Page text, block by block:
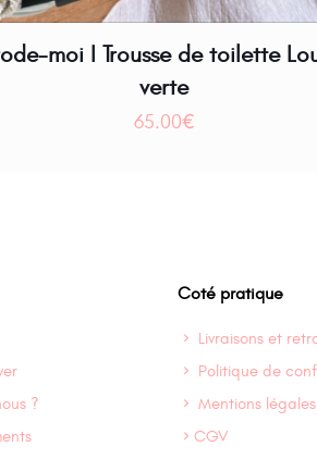
moi I Trousse de toilette
verte
65.00€
?
Coté pratique
Livraisons et
Politique de
Mentions légales
CGV